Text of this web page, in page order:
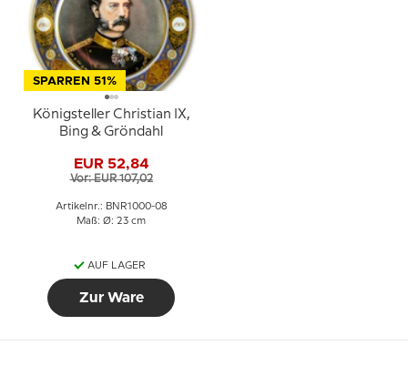
SPARREN 51%
Königsteller Christian IX,
Bing & Gröndahl
EUR 52,84
Vor: EUR 107,02
Artikelnr.: BNR1000-08
Maß: Ø: 23 cm
AUF LAGER
Zur Ware